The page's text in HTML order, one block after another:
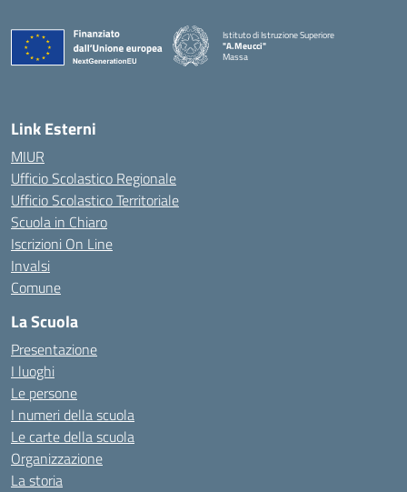
Istituto di Istruzione Superiore
"A.Meucci"
Massa
Link Esterni
MIUR
Ufficio Scolastico Regionale
Ufficio Scolastico Territoriale
Scuola in Chiaro
Iscrizioni On Line
Invalsi
Comune
La Scuola
Presentazione
I luoghi
Le persone
I numeri della scuola
Le carte della scuola
Organizzazione
La storia